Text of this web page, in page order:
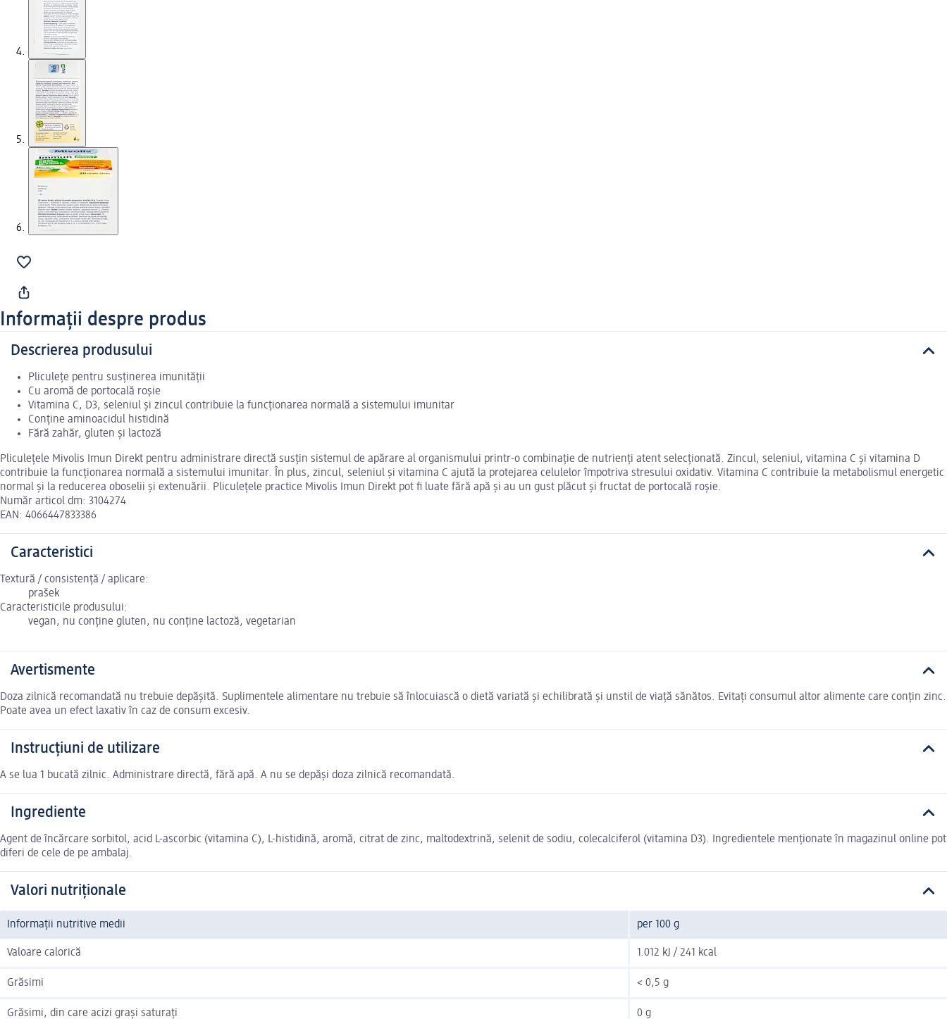
Informații despre produs
Descrierea produsului
Pliculețe pentru susținerea imunității
Cu aromă de portocală roșie
Vitamina C, D3, seleniul și zincul contribuie la funcționarea normală a sistemului imunitar
Conține aminoacidul histidină
Fără zahăr, gluten și lactoză
Pliculețele Mivolis Imun Direkt pentru administrare directă susțin sistemul de apărare al organismului printr-o combinație de nutrienți atent selecționată. Zincul, seleniul, vitamina C și vitamina D
contribuie la funcționarea normală a sistemului imunitar. În plus, zincul, seleniul și vitamina C ajută la protejarea celulelor împotriva stresului oxidativ. Vitamina C contribuie la metabolismul energetic
normal și la reducerea oboselii și extenuării. Pliculețele practice Mivolis Imun Direkt pot fi luate fără apă și au un gust plăcut și fructat de portocală roșie.
Număr articol dm: 3104274
EAN: 4066447833386
Caracteristici
Textură / consistență / aplicare:
prašek
Caracteristicile produsului:
vegan, nu conține gluten, nu conține lactoză, vegetarian
Avertismente
Doza zilnică recomandată nu trebuie depășită. Suplimentele alimentare nu trebuie să înlocuiască o dietă variată și echilibrată și unstil de viață sănătos. Evitați consumul altor alimente care conțin zinc.
Poate avea un efect laxativ în caz de consum excesiv.
Instrucțiuni de utilizare
A se lua 1 bucată zilnic. Administrare directă, fără apă. A nu se depăși doza zilnică recomandată.
Ingrediente
Agent de încărcare sorbitol, acid L-ascorbic (vitamina C), L-histidină, aromă, citrat de zinc, maltodextrină, selenit de sodiu, colecalciferol (vitamina D3). Ingredientele menționate în magazinul online pot
diferi de cele de pe ambalaj.
Valori nutriționale
Informații nutritive medii per 100 g
Valoare calorică 1.012 kJ / 241 kcal
Grăsimi < 0,5 g
Grăsimi, din care acizi grași saturați 0 g